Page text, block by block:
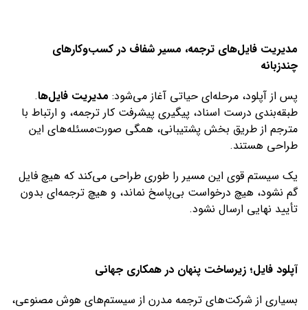
مدیریت فایل‌های ترجمه، مسیر شفاف در کسب‌وکارهای
چندزبانه
پس از آپلود، مرحله‌ای حیاتی آغاز می‌شود: مدیریت فایل‌ها.
طبقه‌بندی درست اسناد، پیگیری پیشرفت کار ترجمه، و ارتباط با
مترجم از طریق بخش پشتیبانی، همگی صورت‌مسئله‌های این
طراحی هستند.
یک سیستم قوی این مسیر را طوری طراحی می‌کند که هیچ فایل
گم نشود، هیچ درخواست بی‌پاسخ نماند، و هیچ ترجمه‌ای بدون
تأیید نهایی ارسال نشود.
آپلود فایل؛ زیرساخت پنهان در همکاری جهانی
بسیاری از شرکت‌های ترجمه مدرن از سیستم‌های هوش مصنوعی،